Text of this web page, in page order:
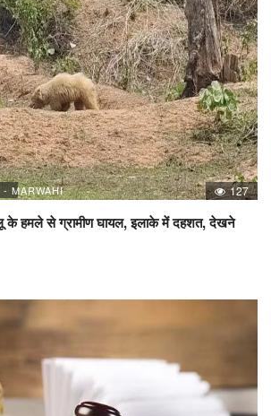
MARWAHI 127
हमले से ग्रामीण घायल, इलाके में दहशत, देखने